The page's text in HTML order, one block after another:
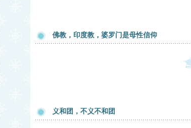
佛教，印度教，婆罗门是母性信仰
义和团，不义不和团